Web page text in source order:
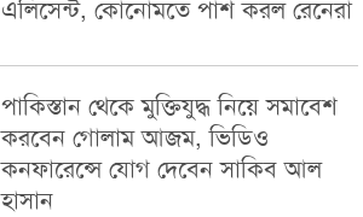
এলিসেন্ট, কোনোমতে পাশ করল রেনেরা
পাকিস্তান থেকে মুক্তিযুদ্ধ নিয়ে সমাবেশ
করবেন গোলাম আজম, ভিডিও
কনফারেন্সে যোগ দেবেন সাকিব আল
হাসান